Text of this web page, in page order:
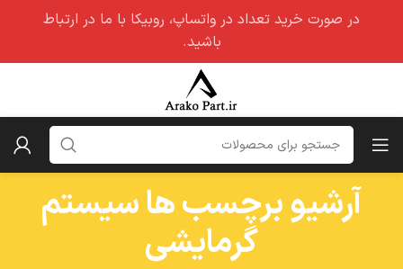
آرشیو برچسب ها سیستم
گرمایشی
در صورت خرید تعداد در واتساپ، روبیکا با ما در ارتباط
باشید.